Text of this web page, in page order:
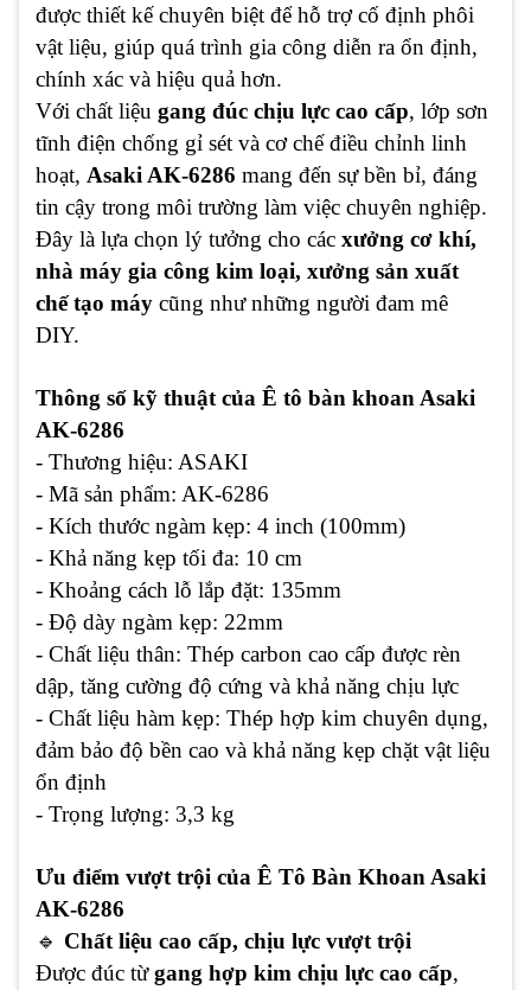
được thiết kế chuyên biệt để hỗ trợ cố định phôi
vật liệu, giúp quá trình gia công diễn ra ổn định,
chính xác và hiệu quả hơn.
Với chất liệu gang đúc chịu lực cao cấp, lớp sơn
tĩnh điện chống gỉ sét và cơ chế điều chỉnh linh
hoạt, Asaki AK-6286 mang đến sự bền bỉ, đáng
tin cậy trong môi trường làm việc chuyên nghiệp.
Đây là lựa chọn lý tưởng cho các xưởng cơ khí,
nhà máy gia công kim loại, xưởng sản xuất
chế tạo máy cũng như những người đam mê
DIY.
Thông số kỹ thuật của Ê tô bàn khoan Asaki
AK-6286
- Thương hiệu: ASAKI
- Mã sản phẩm: AK-6286
- Kích thước ngàm kẹp: 4 inch (100mm)
- Khả năng kẹp tối đa: 10 cm
- Khoảng cách lỗ lắp đặt: 135mm
- Độ dày ngàm kẹp: 22mm
- Chất liệu thân: Thép carbon cao cấp được rèn
dập, tăng cường độ cứng và khả năng chịu lực
- Chất liệu hàm kẹp: Thép hợp kim chuyên dụng,
đảm bảo độ bền cao và khả năng kẹp chặt vật liệu
ổn định
- Trọng lượng: 3,3 kg
Ưu điểm vượt trội của Ê Tô Bàn Khoan Asaki
AK-6286
🔹 Chất liệu cao cấp, chịu lực vượt trội
Được đúc từgang hợp kim chịu lực cao cấp,